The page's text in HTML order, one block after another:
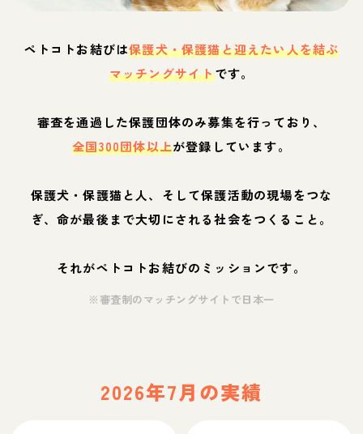
ペトコトお結びは保護犬・保護猫と迎えたい人を結ぶ
マッチングサイトです。
審査を通過した保護団体のみ募集を行っており、
全国300団体以上が登録しています。
保護犬・保護猫と人、そして保護活動の現場をつな
ぎ、命が最後まで大切にされる社会をつくること。
それがペトコトお結びのミッションです。
※審査制のマッチングサイトで日本一
2026年7月の実績